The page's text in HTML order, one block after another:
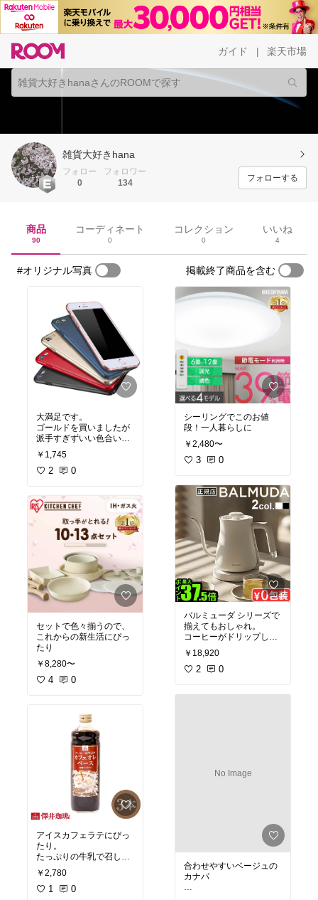
ガイド 楽天市場
雑貨大好きhana
フォロー
0
フォロワー
134
フォローする
商品
90
コーディネート
0
コレクション
0
いいね
4
#オリジナル写真 掲載終了商品を含む
大満足です。
ゴールドを買いましたが
派手すぎずいい色合いで
した。
￥1,745
2 0
セットで色々揃うので、
これからの新生活にぴっ
たり
￥8,280〜
4 0
アイスカフェラテにぴっ
たり。
たっぷりの牛乳で召し上
がれ
￥2,780
1 0
シーリングでこのお値
段！一人暮らしに
￥2,480〜
3 0
バルミューダ シリーズで
揃えてもおしゃれ。
コーヒーがドリップしや
すい
￥18,920
2 0
No Image
合わせやすいベージュの
カナパ
素材がしっかりして使い